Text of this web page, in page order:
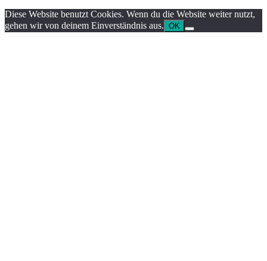
Diese Website benutzt Cookies. Wenn du die Website weiter nutzt,
gehen wir von deinem Einverständnis aus. OK